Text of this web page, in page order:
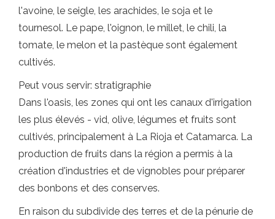
l'avoine, le seigle, les arachides, le soja et le
tournesol. Le pape, l'oignon, le millet, le chili, la
tomate, le melon et la pastèque sont également
cultivés.
Peut vous servir: stratigraphie
Dans l'oasis, les zones qui ont les canaux d'irrigation
les plus élevés - vid, olive, légumes et fruits sont
cultivés, principalement à La Rioja et Catamarca. La
production de fruits dans la région a permis à la
création d'industries et de vignobles pour préparer
des bonbons et des conserves.
En raison du subdivide des terres et de la pénurie de